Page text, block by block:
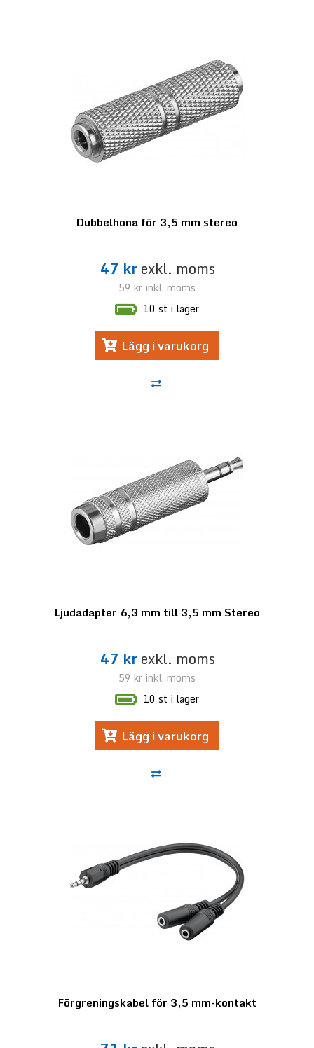
Dubbelhona för 3,5 mm stereo
47 krexkl. moms
59 kr inkl. moms
10 st i lager
Lägg i varukorg
Ljudadapter 6,3 mm till 3,5 mm Stereo
47 krexkl. moms
59 kr inkl. moms
10 st i lager
Lägg i varukorg
Förgreningskabel för 3,5 mm-kontakt